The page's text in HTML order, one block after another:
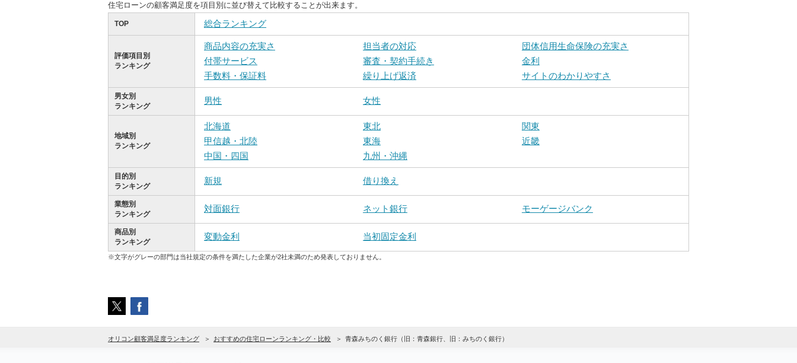
住宅ローンの顧客満足度を項目別に並び替えて比較することが出来ます。
TOP 総合ランキング
評価項目別
ランキング
商品内容の充実さ 担当者の対応
団体信用生命保険の充実さ
付帯サービス
審査・契約手続き
金利
手数料・保証料
繰り上げ返済 サイトのわかりやすさ
男女別
ランキング
男性 女性
地域別
ランキング
北海道 東北
関東
甲信越・北陸
東海
近畿
中国・四国
九州・沖縄
目的別
ランキング
新規 借り換え
業態別
ランキング
対面銀行 ネット銀行 モーゲージバンク
商品別
ランキング
変動金利 当初固定金利
※文字がグレーの部門は当社規定の条件を満たした企業が2社未満のため発表しておりません。
オリコン顧客満足度ランキング おすすめの住宅ローンランキング・比較 青森みちのく銀行（旧：青森銀行、旧：みちのく銀行）